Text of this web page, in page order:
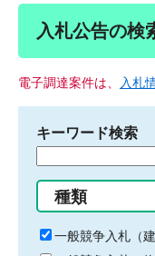
入札公告の検
電子調達案件は、 入札
キーワード検索
る
キ
ー
種類
一般競争入札（建